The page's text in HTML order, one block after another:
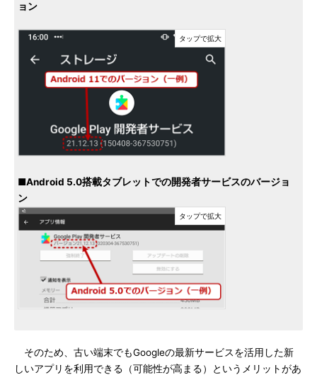
ョン
■Android 5.0搭載タブレットでの開発者サービスのバージョ
ン
そのため、古い端末でもGoogleの最新サービスを活用した新
しいアプリを利用できる（可能性が高まる）というメリットがあ